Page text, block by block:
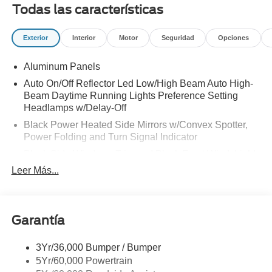
DUAL ALTERNATOR|TAILGATE STEP|DUAL
BATTERY|CONN PKG: 1 TIME 7YR|FUEL
CHARGE|ADVERTISING ASSESSMENT|REQUIRED
Todas las características
Exterior Interior Motor Seguridad Opciones
Aluminum Panels
Auto On/Off Reflector Led Low/High Beam Auto High-
Beam Daytime Running Lights Preference Setting
Headlamps w/Delay-Off
Black Power Heated Side Mirrors w/Convex Spotter,
Power Folding and Turn Signal Indicator
Trim
Cargo Lamp w/High Mount Stop Light
Strip/Fascia Accent and 2 Tow Hooks
Chrome Grille
Leer Más...
Garantía
3Yr/36,000 Bumper / Bumper
5Yr/60,000 Powertrain